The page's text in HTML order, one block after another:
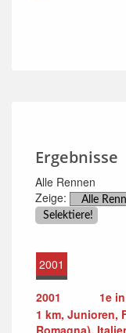
Ergebnisse
Alle Rennen
Zeige:
2001
2001
1e
1 km, Junioren,